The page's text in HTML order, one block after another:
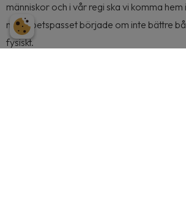
människor och i vår regi ska vi komma hem
när arbetspasset började om inte bättre
fysiskt.